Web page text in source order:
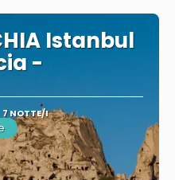
Istanbul
-
7 NOTTE/I